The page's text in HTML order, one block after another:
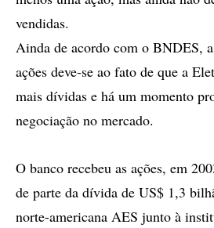
vendidas.
Ainda de acordo com o BNDES,
ações deve-se ao fato de que a
mais dívidas e há um momento
negociação no mercado.
O banco recebeu as ações, em
de parte da dívida de US$ 1,3
norte-americana AES junto à